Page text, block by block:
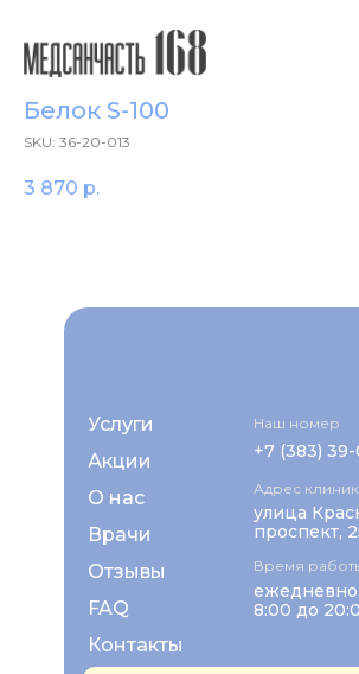
Белок S-100
SKU: 36-20-013
3 870 р.
Услуги
Акции
Врачи
О нас
+7 (383)
Отзывы
FAQ
Контакты
Наш номер
ежедневно
8:00 до
Время
Адрес
улица
проспект,